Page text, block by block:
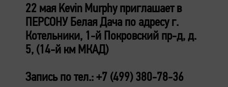
22 мая Kevin Murphy приглашает в
ПЕРСОНУ Белая Дача по адресу г.
Котельники, 1-й Покровский пр-д, д.
5, (14-й км МКАД)
Запись по тел.: +7 (499) 380-78-36